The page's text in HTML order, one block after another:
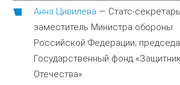
Анна Цивилева — Статс-
заместитель Министра обороны
Российской Федерации;
Государственный фонд
Отечества»